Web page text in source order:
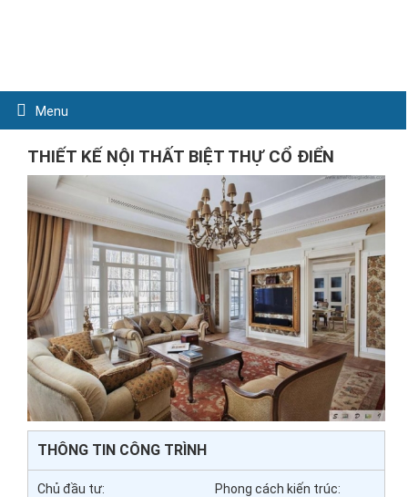
Menu
THIẾT KẾ NỘI THẤT BIỆT THỰ CỔ ĐIỂN
THÔNG TIN CÔNG TRÌNH
Chủ đầu tư: Phong cách kiến trúc: